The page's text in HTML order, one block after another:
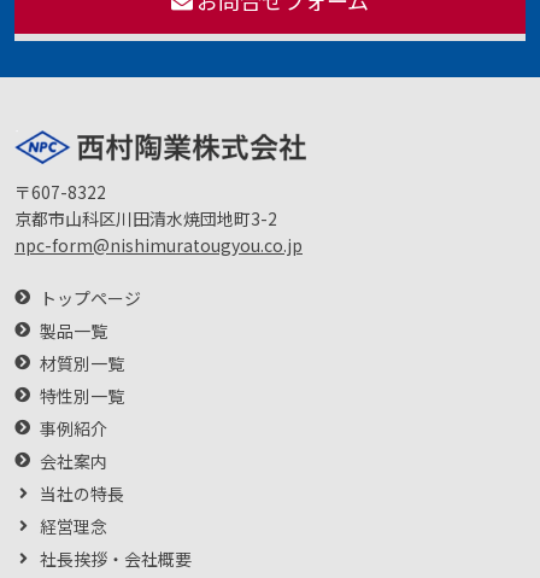
〒607-8322
京都市山科区川田清水焼団地町3-2
npc-form@nishimuratougyou.co.jp
トップページ
製品一覧
材質別一覧
特性別一覧
事例紹介
会社案内
当社の特長
経営理念
社長挨拶・会社概要